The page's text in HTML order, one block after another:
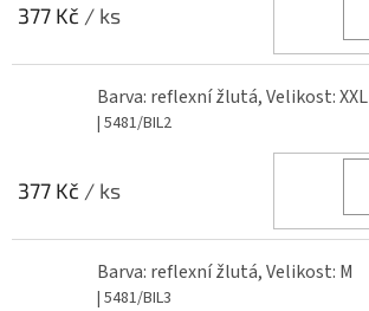
377 Kč / ks
Barva: reflexní žlutá, Velikost: XXL
| 5481/BIL2
377 Kč / ks
Barva: reflexní žlutá, Velikost: M
| 5481/BIL3